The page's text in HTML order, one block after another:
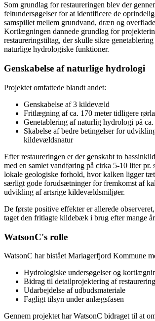
Som grundlag for restaureringen blev der
feltundersøgelser for at identificere de
samspillet mellem grundvand, dræn og
Kortlægningen dannede grundlag for
restaureringstiltag, der skulle sikre
naturlige hydrologiske funktioner.
Genskabelse af naturlige hydrologi
Projektet omfattede blandt andet:
Genskabelse af 3 kildevæld
Fritlægning af ca. 170 meter tidligere
Genetablering af naturlig hydrologi på ca.
Skabelse af bedre betingelser for
kildevældsnatur
Efter restaureringen er der genskabt to
med en samlet vandføring på cirka 5-10 liter pr.
lokale geologiske forhold, hvor kalken ligger
særligt gode forudsætninger for fremkomst af
udvikling af artsrige kildevældsmiljøer.
De første positive effekter er allerede
taget den fritlagte kildebæk i brug efter mange
WatsonC's rolle
WatsonC har bistået Mariagerfjord Kommune
Hydrologiske undersøgelser og
Bidrag til detailprojektering af
Udarbejdelse af udbudsmateriale
Fagligt tilsyn under anlægsfasen
Gennem projektet har WatsonC bidraget til at